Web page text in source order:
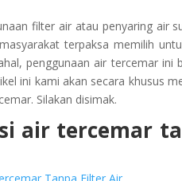
filter air atau penyaring air
terpaksa memilih
penggunaan air tercemar ini
ini kami akan secara khusus
Silakan disimak.
air tercemar